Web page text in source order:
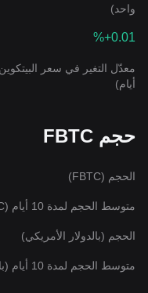
واحد)
%+0.01
أيام)
حجم FBTC
الحجم (FBTC)
متوسط الحجم لمدة 10 أيام (FBTC)
الحجم (بالدولار الأمريكي)
متوسط الحجم لمدة 10 أيام (بالدولار الأمريكي)